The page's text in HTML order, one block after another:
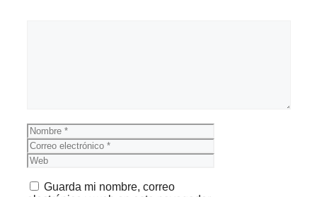
Nombre
Correo
electrónico
Web
Guarda mi nombre, correo